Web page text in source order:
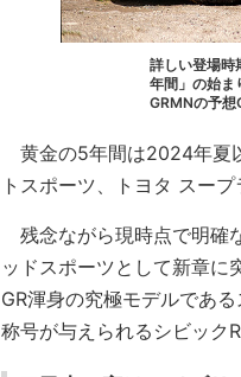
詳しい登場時
年間」の始ま
GRMNの予想
黄金の5年間は2024年夏
トスポーツ、トヨタ スー
残念ながら現時点で明確
ッドスポーツとして新章に
GR渾身の究極モデルであ
称号が与えられるシビック